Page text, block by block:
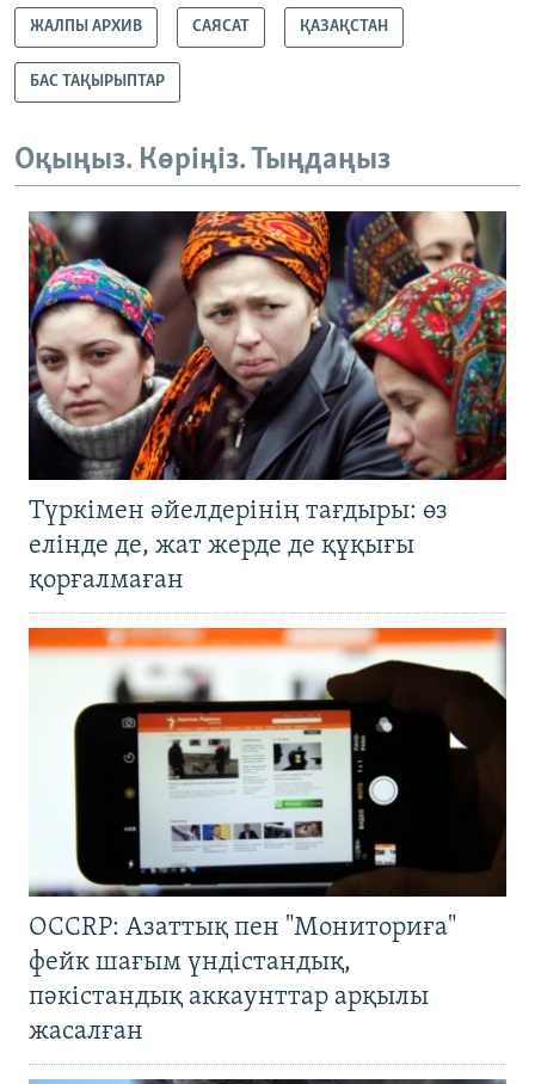
ЖАЛПЫ АРХИВ САЯСАТ ҚАЗАҚСТАН
БАС ТАҚЫРЫПТАР
Оқыңыз. Көріңіз. Тыңдаңыз
Түркімен әйелдерінің тағдыры: өз
елінде де, жат жерде де құқығы
қорғалмаған
OCCRP: Азаттық пен "Мониториға"
фейк шағым үндістандық,
пәкістандық аккаунттар арқылы
жасалған